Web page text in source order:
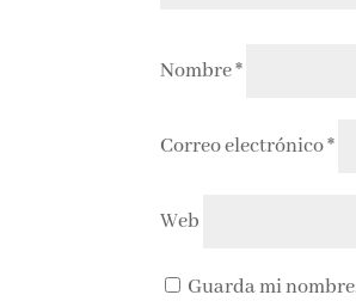
Nombre*
Correo electrónico*
Web
Guarda mi